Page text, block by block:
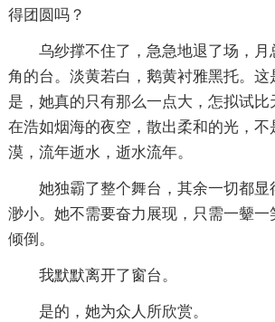
得团圆吗？
乌纱撑不住了，急急地退了场，月
角的台。淡黄若白，鹅黄衬雅黑托。这
是，她真的只有那么一点大，怎拟试比
在浩如烟海的夜空，散出柔和的光，不
漠，流年逝水，逝水流年。
她独霸了整个舞台，其余一切都显
渺小。她不需要奋力展现，只需一颦一
倾倒。
我默默离开了窗台。
是的，她为众人所欣赏。